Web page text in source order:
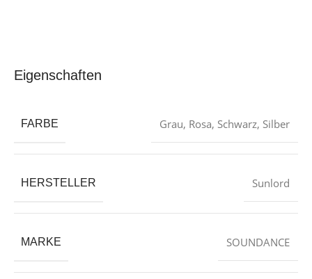
Eigenschaften
FARBE Grau, Rosa, Schwarz, Silber
HERSTELLER ‎Sunlord
MARKE ‎SOUNDANCE